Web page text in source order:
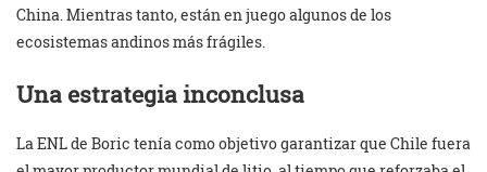
China. Mientras tanto, están en juego algunos de los
ecosistemas andinos más frágiles.
Una estrategia inconclusa
La ENL de Boric tenía como objetivo garantizar que Chile fuera